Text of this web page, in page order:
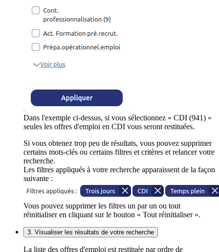
Dans l'exemple ci-dessus, si vous sélectionnez « CDI (941) »
seules les offres d'emploi en CDI vous seront restituées.
Si vous obtenez trop peu de résultats, vous pouvez supprimer
certains mots-clés ou certains filtres et critères et relancer votre
recherche.
Les filtres appliqués à votre recherche apparaissent de la façon
suivante :
Vous pouvez supprimer les filtres un par un ou tout
réinitialiser en cliquant sur le bouton « Tout réinitialiser ».
3. Visualiser les résultats de votre recherche
La liste des offres d'emploi est restituée par ordre de